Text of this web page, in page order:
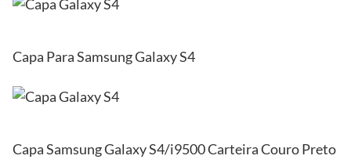
Capa Para Samsung Galaxy S4
Capa Samsung Galaxy S4/i9500 Carteira Couro Preto